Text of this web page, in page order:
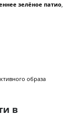
зелёное патио
образа
в